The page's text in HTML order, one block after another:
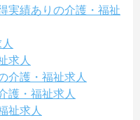
実績ありの介護・福祉
求人
介護・福祉求人
護・福祉求人
祉求人